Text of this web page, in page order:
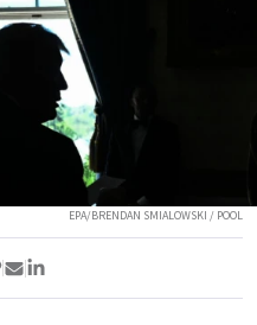
EPA/BRENDAN SMIALOWSKI / POOL